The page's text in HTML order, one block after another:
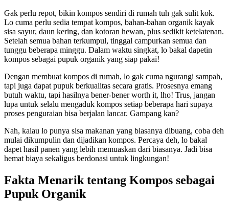
Gak perlu repot, bikin kompos sendiri di rumah tuh gak sulit kok.
Lo cuma perlu sedia tempat kompos, bahan-bahan organik kayak
sisa sayur, daun kering, dan kotoran hewan, plus sedikit ketelatenan.
Setelah semua bahan terkumpul, tinggal campurkan semua dan
tunggu beberapa minggu. Dalam waktu singkat, lo bakal dapetin
kompos sebagai pupuk organik yang siap pakai!
Dengan membuat kompos di rumah, lo gak cuma ngurangi sampah,
tapi juga dapat pupuk berkualitas secara gratis. Prosesnya emang
butuh waktu, tapi hasilnya bener-bener worth it, lho! Trus, jangan
lupa untuk selalu mengaduk kompos setiap beberapa hari supaya
proses penguraian bisa berjalan lancar. Gampang kan?
Nah, kalau lo punya sisa makanan yang biasanya dibuang, coba deh
mulai dikumpulin dan dijadikan kompos. Percaya deh, lo bakal
dapet hasil panen yang lebih memuaskan dari biasanya. Jadi bisa
hemat biaya sekaligus berdonasi untuk lingkungan!
Fakta Menarik tentang Kompos sebagai
Pupuk Organik